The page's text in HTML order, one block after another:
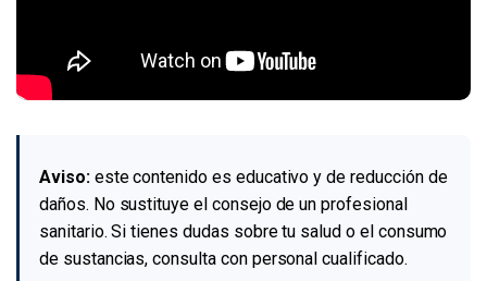
Aviso:este contenido es educativo y de reducción de
daños. No sustituye el consejo de un profesional
sanitario. Si tienes dudas sobre tu salud o el consumo
de sustancias, consulta con personal cualificado.